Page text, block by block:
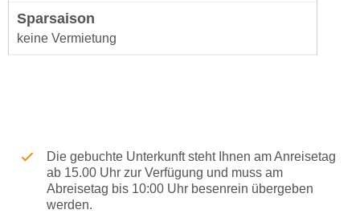
keine Vermietung
Die gebuchte Unterkunft steht Ihnen am Anreisetag
ab 15.00 Uhr zur Verfügung und muss am
Abreisetag bis 10:00 Uhr besenrein übergeben
werden.